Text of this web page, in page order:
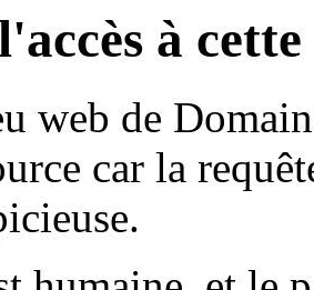
à
web de
car la